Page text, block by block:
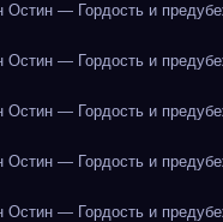
Остин — Гордость и
Остин — Гордость и
Остин — Гордость и
Остин — Гордость и
Остин — Гордость и